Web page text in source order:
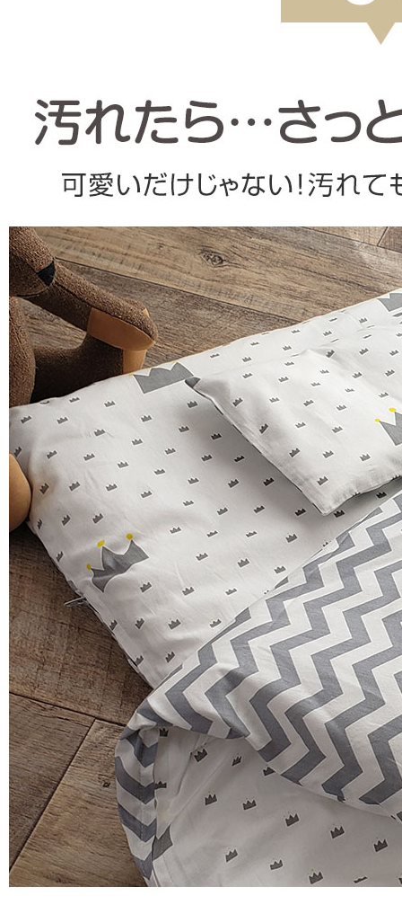
クーポンコードをコピーしました。
ショッピングカート画面にてご入力ください。
クーポンのご利用には会員登録が必要となります。